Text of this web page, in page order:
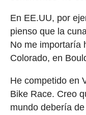
En EE.UU, por
pienso que la
No me importaría
Colorado, en
He competido en
Bike Race. Creo
mundo debería